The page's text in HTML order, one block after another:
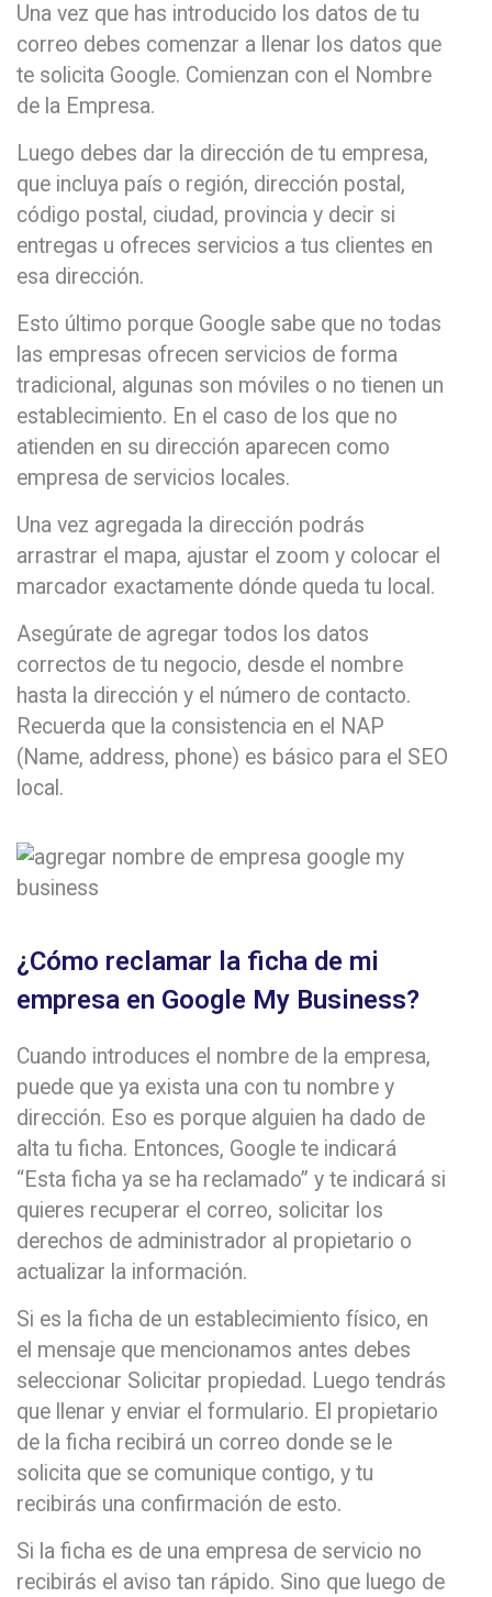
Una vez que has introducido los datos de tu
correo debes comenzar a llenar los datos que
te solicita Google. Comienzan con el Nombre
de la Empresa.
Luego debes dar la dirección de tu empresa,
que incluya país o región, dirección postal,
código postal, ciudad, provincia y decir si
entregas u ofreces servicios a tus clientes en
esa dirección.
Esto último porque Google sabe que no todas
las empresas ofrecen servicios de forma
tradicional, algunas son móviles o no tienen un
establecimiento. En el caso de los que no
atienden en su dirección aparecen como
empresa de servicios locales.
Una vez agregada la dirección podrás
arrastrar el mapa, ajustar el zoom y colocar el
marcador exactamente dónde queda tu local.
Asegúrate de agregar todos los datos
correctos de tu negocio, desde el nombre
hasta la dirección y el número de contacto.
Recuerda que la consistencia en el NAP
(Name, address, phone) es básico para el SEO
local.
¿Cómo reclamar la ficha de mi
empresa en Google My Business?
Cuando introduces el nombre de la empresa,
puede que ya exista una con tu nombre y
dirección. Eso es porque alguien ha dado de
alta tu ficha. Entonces, Google te indicará
“Esta ficha ya se ha reclamado” y te indicará si
quieres recuperar el correo, solicitar los
derechos de administrador al propietario o
actualizar la información.
Si es la ficha de un establecimiento físico, en
el mensaje que mencionamos antes debes
seleccionar Solicitar propiedad. Luego tendrás
que llenar y enviar el formulario. El propietario
de la ficha recibirá un correo donde se le
solicita que se comunique contigo, y tu
recibirás una confirmación de esto.
Si la ficha es de una empresa de servicio no
recibirás el aviso tan rápido. Sino que luego de